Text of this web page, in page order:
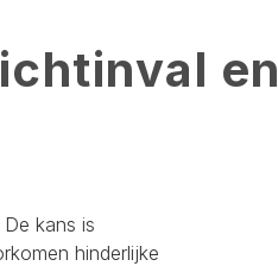
en
kans is
hinderlijke